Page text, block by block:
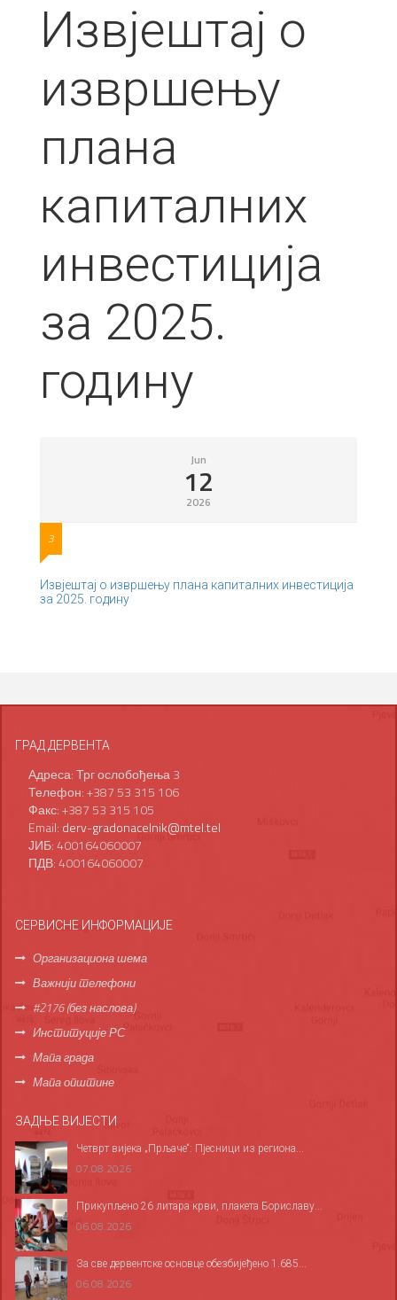
Извјештај о
извршењу
плана
капиталних
инвестиција
за 2025.
годину
Jun
12
2026
3
Извјештај о извршењу плана капиталних инвестиција
за 2025. годину
ГРАД ДЕРВЕНТА
Адреса: Трг ослобођења 3
Телефон: +387 53 315 106
Факс: +387 53 315 105
Email: derv-gradonacelnik@mtel.tel
ЈИБ: 400164060007
ПДВ: 400164060007
СЕРВИСНЕ ИНФОРМАЦИЈЕ
Организациона шема
Важнији телефони
#2176 (без наслова)
Институције РС
Мапа града
Мапа општине
ЗАДЊЕ ВИЈЕСТИ
Четврт вијека „Прљаче“: Пјесници из региона...
07.08.2026
Прикупљено 26 литара крви, плакета Бориславу...
06.08.2026
За све дервентске основце обезбијеђено 1.685...
06.08.2026